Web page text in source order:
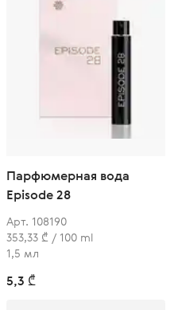
Парфюмерная вода
Episode 28
Арт. 108190
353,33 ₾ / 100 ml
1,5 мл
5,3 ₾